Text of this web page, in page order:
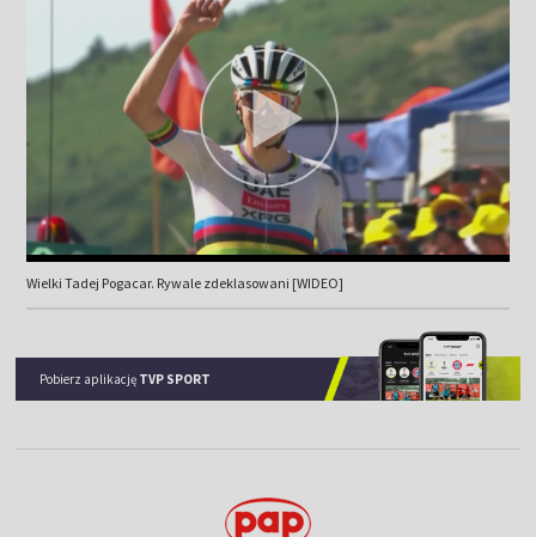
Wielki Tadej Pogacar. Rywale zdeklasowani [WIDEO]
Pobierz aplikację TVP SPORT